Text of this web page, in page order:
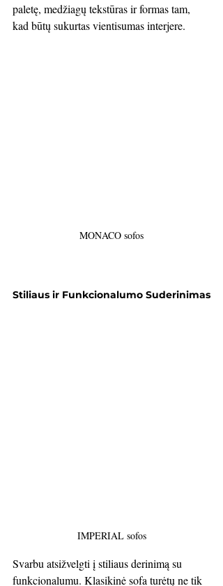
paletę, medžiagų tekstūras ir formas tam,
kad būtų sukurtas vientisumas interjere.
MONACO sofos
Stiliaus ir Funkcionalumo Suderinimas
IMPERIAL sofos
Svarbu atsižvelgti į stiliaus derinimą su
funkcionalumu. Klasikinė sofa turėtų ne tik